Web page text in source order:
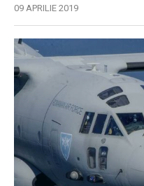
09 APRILIE 2019